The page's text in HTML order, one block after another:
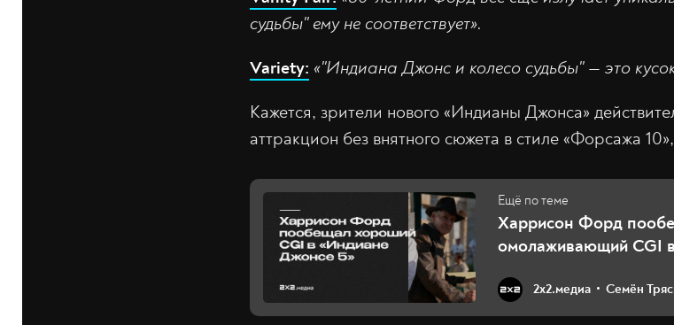
судьбы" ему не соответствует».
Variety: «"Индиана Джонс и колесо судьбы" — это
Кажется, зрители нового «Индианы Джонса»
аттракцион без внятного сюжета в стиле «Форсажа
Харрисон Форд
омолаживающий CGI
2х2.медиа Семён